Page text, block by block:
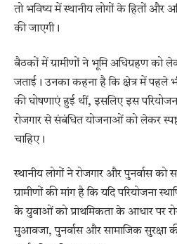
तो भविष्य में स्थानीय लोगों के हितों और
की जाएगी।
बैठकों में ग्रामीणों ने भूमि अधिग्रहण को
जताई। उनका कहना है कि क्षेत्र में पहले
की घोषणाएं हुई थीं, इसलिए इस
रोजगार से संबंधित योजनाओं को लेकर
चाहिए।
स्थानीय लोगों ने रोजगार और पुनर्वास को
ग्रामीणों की मांग है कि यदि परियोजना
के युवाओं को प्राथमिकता के आधार पर
मुआवजा, पुनर्वास और सामाजिक सुरक्षा